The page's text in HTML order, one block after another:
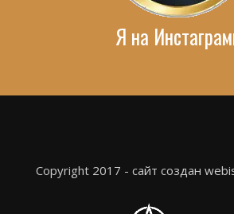
Я на
Copyright 2017 - сайт создан